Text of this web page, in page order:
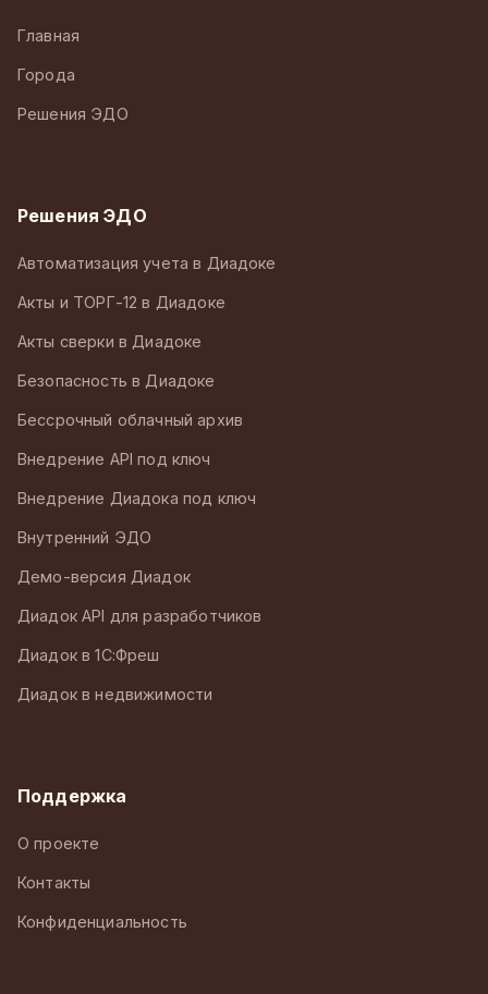
Главная
Города
Решения ЭДО
Решения ЭДО
Автоматизация учета в Диадоке
Акты и ТОРГ-12 в Диадоке
Акты сверки в Диадоке
Безопасность в Диадоке
Бессрочный облачный архив
Внедрение API под ключ
Внедрение Диадока под ключ
Внутренний ЭДО
Демо-версия Диадок
Диадок API для разработчиков
Диадок в 1С:Фреш
Диадок в недвижимости
Поддержка
О проекте
Контакты
Конфиденциальность